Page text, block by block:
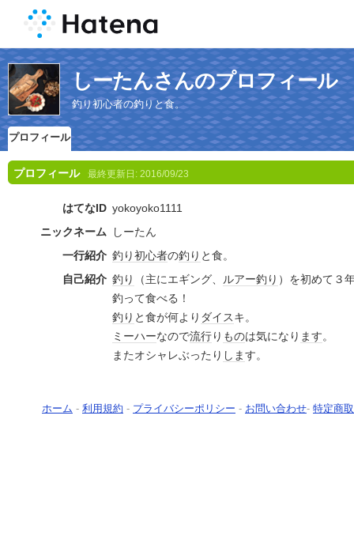
しーたんさんのプロフィール
釣り初心者の釣りと食。
プロフィール
プロフィール 最終更新日: 2016/09/23
はてなID yokoyoko1111
ニックネーム
しーたん
一行紹介 釣り初心者の釣り と食。
自己紹介 釣り （主にエギング、 ルアー釣り ）を初めて３
釣って食べる！
釣り と食が何より ダイスキ。
ミーハーなので流行り ものは気になり ます。
またオシャレぶったり します。
ホーム - 利用規約 - プライバシーポリシー - お問い合わせ- 特定商